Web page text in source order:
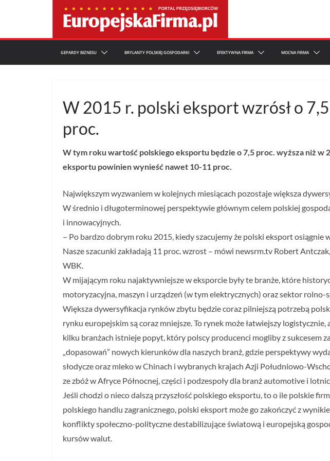
GEPARDY BIZNESU BRYLANTY POLSKIEJ GOSPODARKI EFEKTYWNA FIRMA MOCNA FIRMA
W 2015 r. polski eksport wzrósł o
proc.
W tym roku wartość polskiego eksportu będzie o 7,5 proc. wyższa niż w
eksportu powinien wynieść nawet 10-11 proc.
Największym wyzwaniem w kolejnych miesiącach pozostaje większa
W średnio i długoterminowej perspektywie głównym celem polskiej
i innowacyjnych.
– Po bardzo dobrym roku 2015, kiedy szacujemy że polski eksport
Nasze szacunki zakładają 11 proc. wzrost – mówi newsrm.tv Robert
WBK.
W mijającym roku najaktywniejsze w eksporcie były te branże, które
motoryzacyjna, maszyn i urządzeń (w tym elektrycznych) oraz sektor rolno-
Większa dywersyfikacja rynków zbytu będzie coraz pilniejszą potrzebą
rynku europejskim są coraz mniejsze. To rynek może łatwiejszy
kilku branżach istnieje popyt, który polscy producenci mogliby z sukcesem
„dopasowań” nowych kierunków dla naszych branż, gdzie perspektywy
słodycze oraz mleko w Chinach i wybranych krajach Azji Południowo-
ze zbóż w Afryce Północnej, części i podzespoły dla branż automotive i
Jeśli chodzi o nieco dalszą przyszłość polskiego eksportu, to o ile polskie
polskiego handlu zagranicznego, polski eksport może go zakończyć z
konflikty społeczno-polityczne destabilizujące światową i europejską
kursów walut.